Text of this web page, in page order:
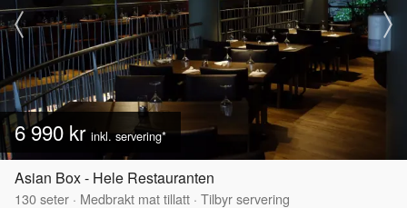
6 990 kr inkl. servering*
Asian Box - Hele Restauranten
130seter · Medbrakt mat tillatt · Tilbyr servering